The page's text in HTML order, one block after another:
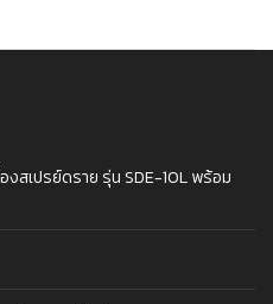
งสเปรย์ดราย รุ่น SDE-10L พร้อม